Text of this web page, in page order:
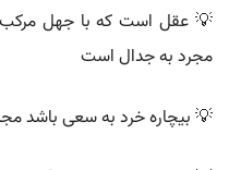
💡 عقل است که با جهل
مجرد به جدال است
💡 بیچاره خرد به سعی باشد